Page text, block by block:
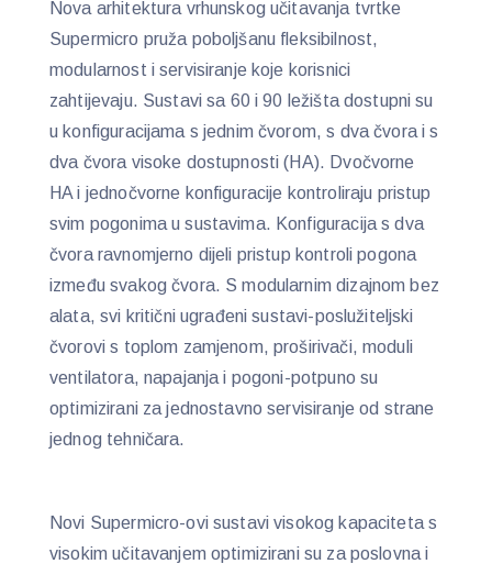
Nova arhitektura vrhunskog učitavanja tvrtke
Supermicro pruža poboljšanu fleksibilnost,
modularnost i servisiranje koje korisnici
zahtijevaju. Sustavi sa 60 i 90 ležišta dostupni su
u konfiguracijama s jednim čvorom, s dva čvora i s
dva čvora visoke dostupnosti (HA). Dvočvorne
HA i jednočvorne konfiguracije kontroliraju pristup
svim pogonima u sustavima. Konfiguracija s dva
čvora ravnomjerno dijeli pristup kontroli pogona
između svakog čvora. S modularnim dizajnom bez
alata, svi kritični ugrađeni sustavi-poslužiteljski
čvorovi s toplom zamjenom, proširivači, moduli
ventilatora, napajanja i pogoni-potpuno su
optimizirani za jednostavno servisiranje od strane
jednog tehničara.
Novi Supermicro-ovi sustavi visokog kapaciteta s
visokim učitavanjem optimizirani su za poslovna i